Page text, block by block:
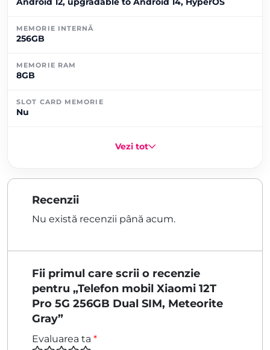
MEMORIE INTERNĂ
256GB
MEMORIE RAM
8GB
SLOT CARD MEMORIE
Nu
Vezi tot
Recenzii
Nu există recenzii până acum.
Fii primul care scrii o recenzie
pentru „Telefon mobil Xiaomi 12T
Pro 5G 256GB Dual SIM, Meteorite
Gray”
Evaluarea ta *